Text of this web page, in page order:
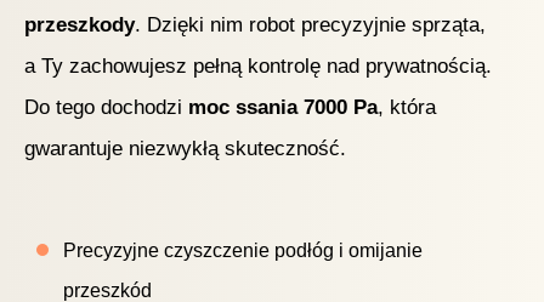
przeszkody. Dzięki nim robot precyzyjnie sprząta,
a Ty zachowujesz pełną kontrolę nad prywatnością.
Do tego dochodzi moc ssania 7000 Pa, która
gwarantuje niezwykłą skuteczność.
Precyzyjne czyszczenie podłóg i omijanie
przeszkód